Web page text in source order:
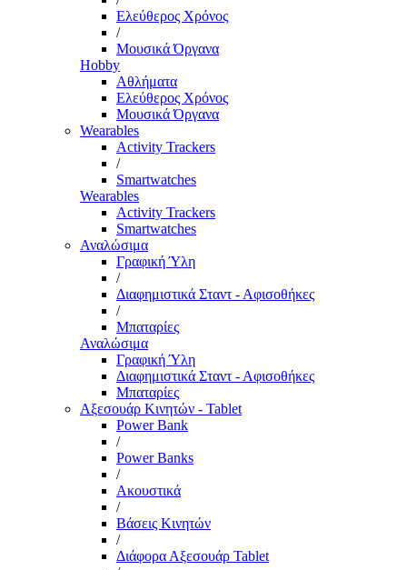
Ελεύθερος Χρόνος
/
Μουσικά Όργανα
Hobby
Αθλήματα
Ελεύθερος Χρόνος
Μουσικά Όργανα
Wearables
Activity Trackers
/
Smartwatches
Wearables
Activity Trackers
Smartwatches
Αναλώσιμα
Γραφική Ύλη
/
Διαφημιστικά Σταντ - Αφισοθήκες
/
Μπαταρίες
Αναλώσιμα
Γραφική Ύλη
Διαφημιστικά Σταντ - Αφισοθήκες
Μπαταρίες
Αξεσουάρ Κινητών - Tablet
Power Bank
/
Power Banks
/
Ακουστικά
/
Βάσεις Κινητών
/
Διάφορα Αξεσουάρ Tablet